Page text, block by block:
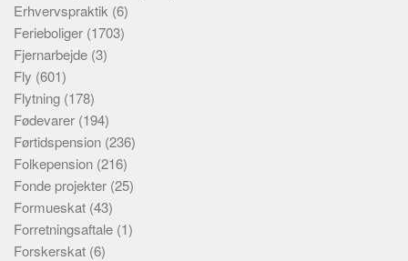
Erhvervspraktik (6)
Ferieboliger (1703)
Fjernarbejde (3)
Fly (601)
Flytning (178)
Fødevarer (194)
Førtidspension (236)
Folkepension (216)
Fonde projekter (25)
Formueskat (43)
Forretningsaftale (1)
Forskerskat (6)